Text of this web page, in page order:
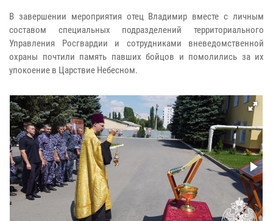
В завершении мероприятия отец Владимир вместе с личным
составом специальных подразделений территориального
Управления Росгвардии и сотрудниками вневедомственной
охраны почтили память павших бойцов и помолились за их
упокоение в Царствие Небесном.